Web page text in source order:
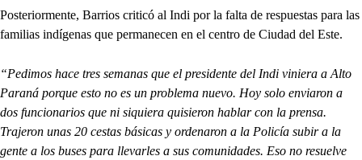
Posteriormente, Barrios criticó al Indi por la falta de respuestas para las
familias indígenas que permanecen en el centro de Ciudad del Este.
“Pedimos hace tres semanas que el presidente del Indi viniera a Alto
Paraná porque esto no es un problema nuevo. Hoy solo enviaron a
dos funcionarios que ni siquiera quisieron hablar con la prensa.
Trajeron unas 20 cestas básicas y ordenaron a la Policía subir a la
gente a los buses para llevarles a sus comunidades. Eso no resuelve